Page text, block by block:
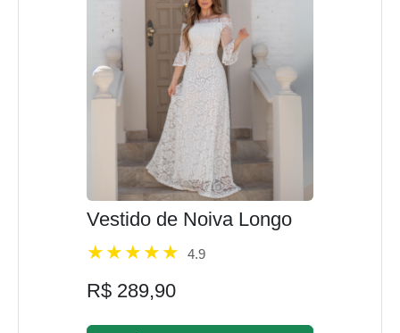
Vestido de Noiva Longo
4.9
R$ 289,90